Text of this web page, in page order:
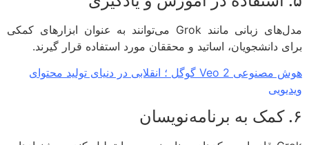
مدل‌های زبانی مانند Grok می‌توانند به عنوان ابزارهای کمکی
دانشجویان، اساتید و محققان مورد استفاده قرار گیرند.
هوش مصنوعی Veo 2 گوگل ؛ انقلابی در دنیای تولید محتوای